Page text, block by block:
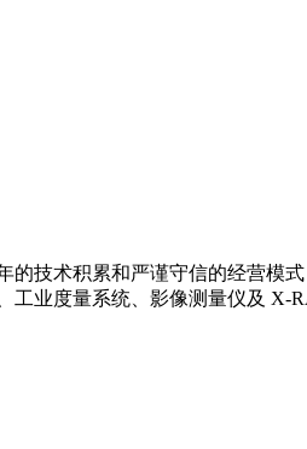
的技术积累和严谨守信的经营
工业度量系统、影像测量仪及